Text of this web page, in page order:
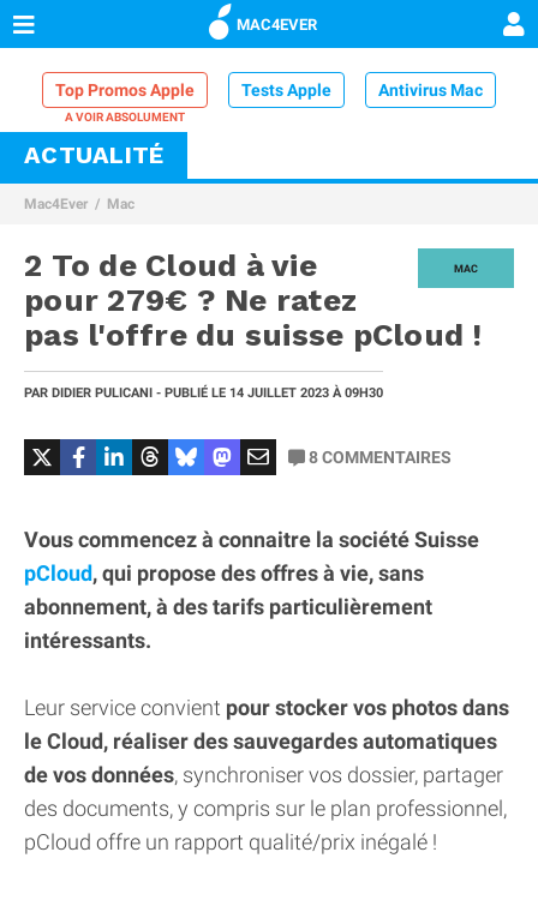
MAC4EVER
Top Promos Apple Tests Apple Antivirus Mac
VPN Mac
Comparatif iPhone
ACTUALITÉ
Mac4Ever Mac
MAC
2 To de Cloud à vie
pour 279€ ? Ne ratez
pas l'offre du suisse pCloud !
PAR DIDIER PULICANI - PUBLIÉ LE 14 JUILLET 2023 À 09H30
8COMMENTAIRES
Vous commencez à connaitre la société Suisse
pCloud, qui propose des offres à vie, sans
abonnement, à des tarifs particulièrement
intéressants.
Leur service convient pour stocker vos photos dans
le Cloud, réaliser des sauvegardes automatiques
de vos données, synchroniser vos dossier, partager
des documents, y compris sur le plan professionnel,
pCloud offre un rapport qualité/prix inégalé !